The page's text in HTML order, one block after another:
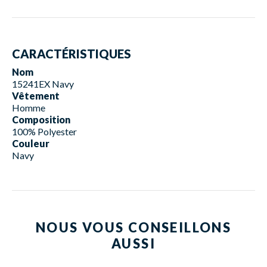
CARACTÉRISTIQUES
Nom
15241EX Navy
Vêtement
Homme
Composition
100% Polyester
Couleur
Navy
NOUS VOUS CONSEILLONS
AUSSI